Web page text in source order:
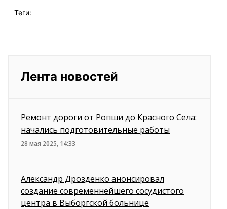
Теги:
Лента новостей
Ремонт дороги от Ропши до Красного Села:
начались подготовительные работы
28 мая 2025, 14:33
Александр Дрозденко анонсировал
создание современнейшего сосудистого
центра в Выборгской больнице